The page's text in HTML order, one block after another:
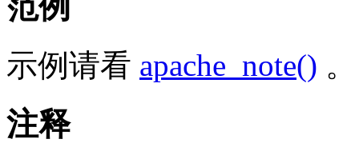
示例请看 apache_note() 。
注释